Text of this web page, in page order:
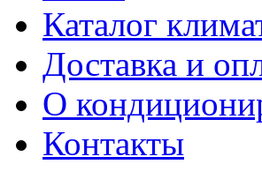
Каталог
Доставка и
О
Контакты